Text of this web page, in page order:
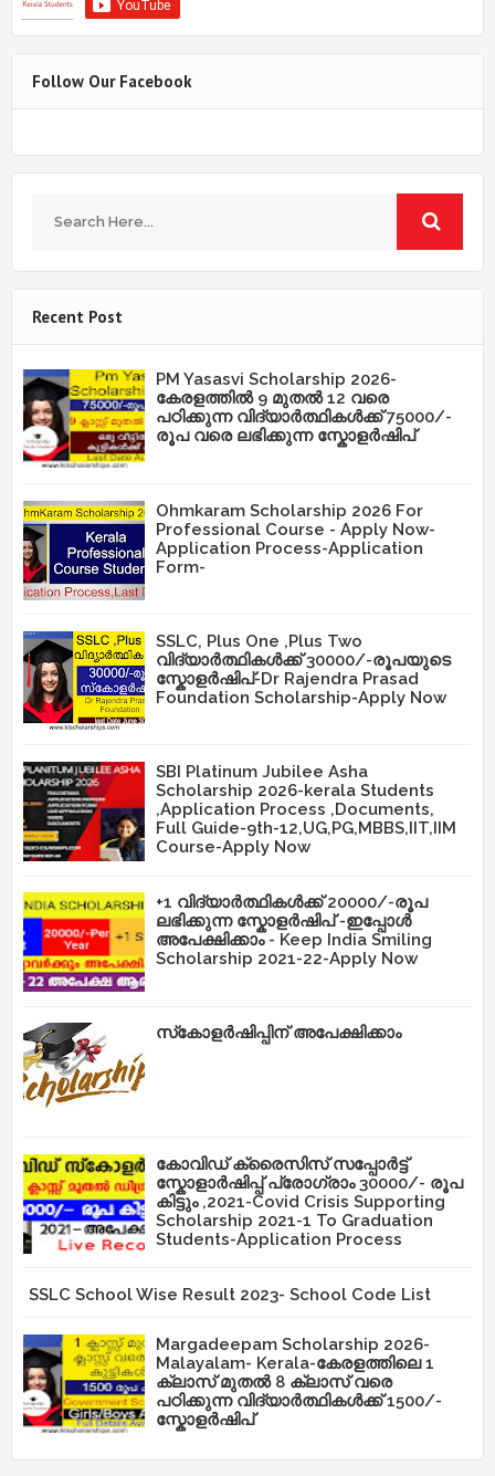
Follow Our Facebook
Recent Post
PM Yasasvi Scholarship 2026-
കേരളത്തിൽ 9 മുതൽ 12 വരെ
പഠിക്കുന്ന വിദ്യാർത്ഥികൾക്ക് 75000/-
രൂപ വരെ ലഭിക്കുന്ന സ്കോളർഷിപ്
Ohmkaram Scholarship 2026 For
Professional Course - Apply Now-
Application Process-Application
Form-
SSLC, Plus One ,Plus Two
വിദ്യാർത്ഥികൾക്ക് 30000/-രൂപയുടെ
സ്കോളർഷിപ്-Dr Rajendra Prasad
Foundation Scholarship-Apply Now
SBI Platinum Jubilee Asha
Scholarship 2026-kerala Students
,Application Process ,Documents,
Full Guide-9th-12,UG,PG,MBBS,IIT,IIM
Course-Apply Now
+1 വിദ്യാർത്ഥികൾക്ക് 20000/-രൂപ
ലഭിക്കുന്ന സ്കോളർഷിപ് -ഇപ്പോൾ
അപേക്ഷിക്കാം - Keep India Smiling
Scholarship 2021-22-Apply Now
സ്‌കോളർഷിപ്പിന് അപേക്ഷിക്കാം
കോവിഡ് ക്രൈസിസ് സപ്പോർട്ട്
സ്കോളാർഷിപ്പ് പ്രോഗ്രാം 30000/- രൂപ
കിട്ടും ,2021-Covid Crisis Supporting
Scholarship 2021-1 To Graduation
Students-Application Process
SSLC School Wise Result 2023- School Code List
Margadeepam Scholarship 2026-
Malayalam- Kerala-കേരളത്തിലെ 1
ക്ലാസ് മുതൽ 8 ക്ലാസ് വരെ
പഠിക്കുന്ന വിദ്യാർത്ഥികൾക്ക് 1500/-
സ്കോളർഷിപ്